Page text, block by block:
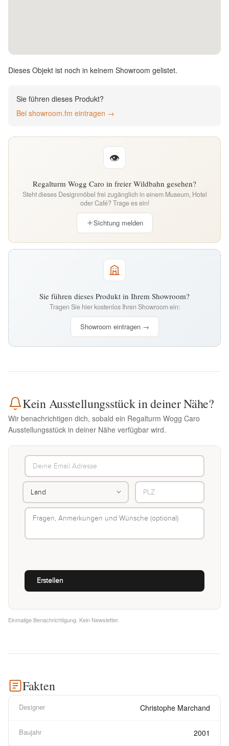
English
Deutsch
Dieses Objekt ist noch in keinem Showroom gelistet.
Sie führen dieses Produkt?
Bei showroom.fm eintragen →
👁
Regalturm Wogg Caro in freier Wildbahn gesehen?
Steht dieses Designmöbel frei zugänglich in einem Museum, Hotel
oder Café? Trage es ein!
Sichtung melden
Sie führen dieses Produkt in Ihrem Showroom?
Tragen Sie hier kostenlos Ihren Showroom ein:
Showroom eintragen →
Kein Ausstellungsstück in deiner Nähe?
Wir benachrichtigen dich, sobald ein Regalturm Wogg Caro
Ausstellungsstück in deiner Nähe verfügbar wird.
Einmalige Benachrichtigung. Kein Newsletter.
Fakten
Designer Christophe Marchand
Baujahr 2001